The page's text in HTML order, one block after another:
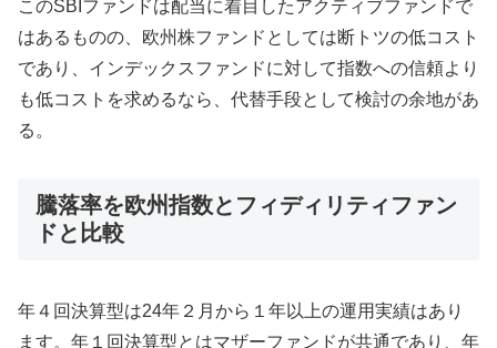
このSBIファンドは配当に着目したアクティブファンドで
はあるものの、欧州株ファンドとしては断トツの低コスト
であり、インデックスファンドに対して指数への信頼より
も低コストを求めるなら、代替手段として検討の余地があ
る。
騰落率を欧州指数とフィディリティファン
ドと比較
年４回決算型は24年２月から１年以上の運用実績はあり
ます。年１回決算型とはマザーファンドが共通であり、年